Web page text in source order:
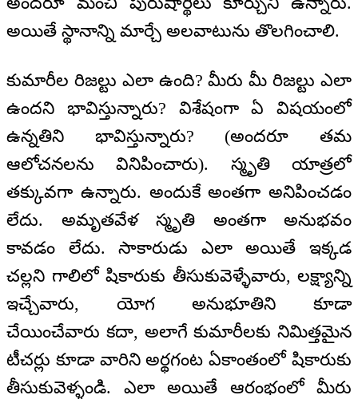
అయితే స్థానాన్ని మార్చే అలవాటును తొలగించాలి.
కుమారీల రిజల్టు ఎలా ఉంది? మీరు మీ రిజల్టు ఎలా
ఉందని భావిస్తున్నారు? విశేషంగా ఏ విషయంలో
ఉన్నతిని భావిస్తున్నారు? (అందరూ తమ
ఆలోచనలను వినిపించారు). స్మృతి యాత్రలో
తక్కువగా ఉన్నారు. అందుకే అంతగా అనిపించడం
లేదు. అమృతవేళ స్మృతి అంతగా అనుభవం
కావడం లేదు. సాకారుడు ఎలా అయితే ఇక్కడ
చల్లని గాలిలో షికారుకు తీసుకువెళ్ళేవారు, లక్ష్యాన్ని
ఇచ్చేవారు, యోగ అనుభూతిని కూడా
చేయించేవారు కదా, అలాగే కుమారీలకు నిమిత్తమైన
టీచర్లు కూడా వారిని అర్థగంట ఏకాంతంలో షికారుకు
తీసుకువెళ్ళండి. ఎలా అయితే ఆరంభంలో మీరు